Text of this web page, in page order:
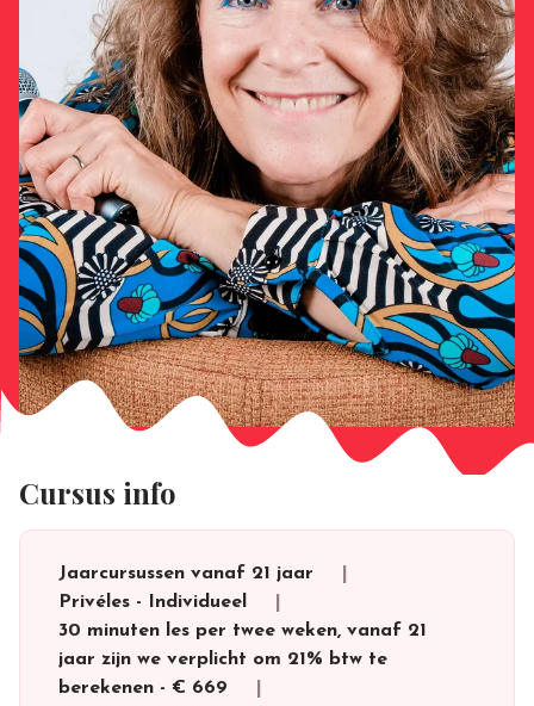
Cursus info
Jaarcursussen vanaf 21 jaar
Privéles - Individueel
30 minuten les per twee weken, vanaf 21
jaar zijn we verplicht om 21% btw te
berekenen - € 669